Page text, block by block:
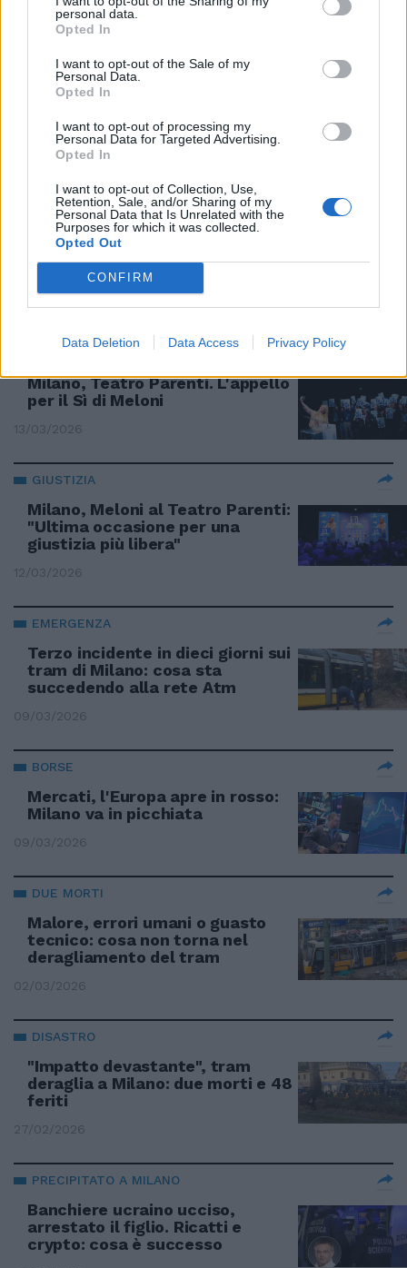
personal data.
Opted In
I want to opt-out of the Sale of my
Personal Data.
Opted In
I want to opt-out of processing my
Personal Data for Targeted Advertising.
Opted In
I want to opt-out of Collection, Use,
Retention, Sale, and/or Sharing of my
Personal Data that Is Unrelated with the
Purposes for which it was collected.
Opted Out
CONFIRM
Data Deletion Data Access Privacy Policy
violenti ProPal di Milano
18/03/2026
ROGOREDO
accusa di premeditazione e altri
poliziotti indagati
LO SCANDALO «PALAZZOPOLI»
Milano del futuro
REFERENDUM DELLA GIUSTIZIA
Milano, Teatro Parenti. L'appello
per il Sì di Meloni
13/03/2026
GIUSTIZIA
Milano, Meloni al Teatro Parenti:
"Ultima occasione per una
giustizia più libera"
12/03/2026
EMERGENZA
Terzo incidente in dieci giorni sui
tram di Milano: cosa sta
succedendo alla rete Atm
09/03/2026
BORSE
Mercati, l'Europa apre in rosso:
Milano va in picchiata
09/03/2026
DUE MORTI
Malore, errori umani o guasto
tecnico: cosa non torna nel
deragliamento del tram
02/03/2026
DISASTRO
"Impatto devastante", tram
deraglia a Milano: due morti e 48
feriti
27/02/2026
PRECIPITATO A MILANO
Banchiere ucraino ucciso,
arrestato il figlio. Ricatti e
crypto: cosa è successo